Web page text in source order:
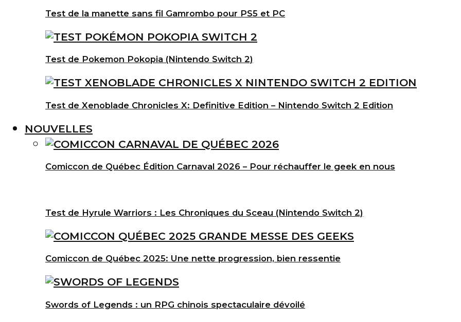
Test de la manette sans fil Gamrombo pour PS5 et PC
Test de Pokemon Pokopia (Nintendo Switch 2)
Test de Xenoblade Chronicles X: Definitive Edition – Nintendo Switch 2 Edition
NOUVELLES
Comiccon de Québec Édition Carnaval 2026 – Pour réchauffer le geek en nous
Test de Hyrule Warriors : Les Chroniques du Sceau (Nintendo Switch 2)
Comiccon de Québec 2025: Une nette progression, bien ressentie
Swords of Legends : un RPG chinois spectaculaire dévoilé